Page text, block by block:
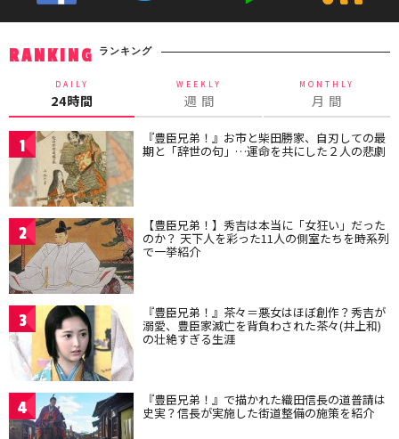
RANKING ランキング
DAILY
24時間
WEEKLY
週 間
MONTHLY
月 間
1 『豊臣兄弟！』お市と柴田勝家、自刃しての最
期と「辞世の句」…運命を共にした２人の悲劇
2 【豊臣兄弟！】秀吉は本当に「女狂い」だった
のか？ 天下人を彩った11人の側室たちを時系列
で一挙紹介
3 『豊臣兄弟！』茶々＝悪女はほぼ創作？秀吉が
溺愛、豊臣家滅亡を背負わされた茶々(井上和)
の壮絶すぎる生涯
4 『豊臣兄弟！』で描かれた織田信長の道普請は
史実？信長が実施した街道整備の施策を紹介